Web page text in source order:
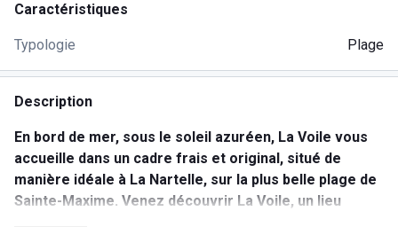
Caractéristiques
Typologie Plage
Description
En bord de mer, sous le soleil azuréen, La Voile vous
accueille dans un cadre frais et original, situé de
manière idéale à La Nartelle, sur la plus belle plage de
Sainte-Maxime. Venez découvrir La Voile, un lieu